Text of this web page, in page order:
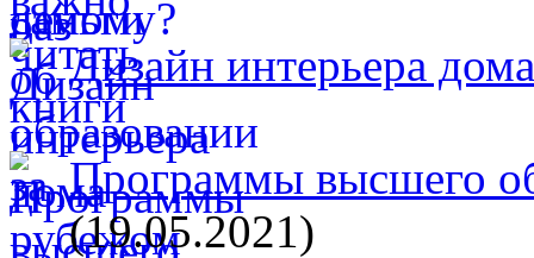
Дизайн интерьера дома
Программы высшего
(19.05.2021)